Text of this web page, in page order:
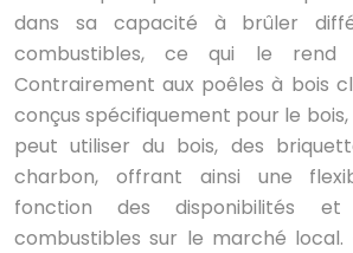
dans sa capacité à brûler
combustibles, ce qui le rend
Contrairement aux poêles à bois
conçus spécifiquement pour le
peut utiliser du bois, des
charbon, offrant ainsi une
fonction des disponibilités
combustibles sur le marché